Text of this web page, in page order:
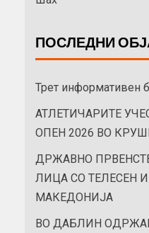
ПОСЛЕДНИ
Трет информативен
АТЛЕТИЧАРИТЕ
ОПЕН 2026 ВО
ДРЖАВНО
ЛИЦА СО ТЕЛЕСЕН
МАКЕДОНИЈА
ВО ДАБЛИН